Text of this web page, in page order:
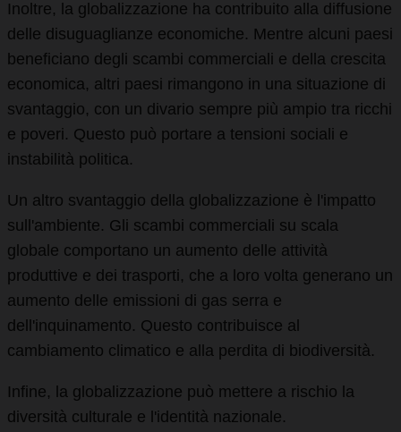
Inoltre, la globalizzazione ha contribuito alla diffusione
delle disuguaglianze economiche. Mentre alcuni paesi
beneficiano degli scambi commerciali e della crescita
economica, altri paesi rimangono in una situazione di
svantaggio, con un divario sempre più ampio tra ricchi
e poveri. Questo può portare a tensioni sociali e
instabilità politica.
Un altro svantaggio della globalizzazione è l'impatto
sull'ambiente. Gli scambi commerciali su scala
globale comportano un aumento delle attività
produttive e dei trasporti, che a loro volta generano un
aumento delle emissioni di gas serra e
dell'inquinamento. Questo contribuisce al
cambiamento climatico e alla perdita di biodiversità.
Infine, la globalizzazione può mettere a rischio la
diversità culturale e l'identità nazionale.